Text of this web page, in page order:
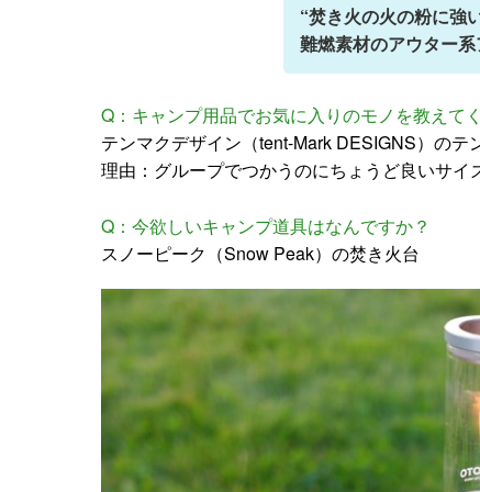
“焚き火の火の粉に強
難燃素材のアウター
Q：キャンプ用品でお気に入りのモノを教えてく
テンマクデザイン（tent-Mark DESIGNS）のテ
理由：グループでつかうのにちょうど良いサイ
Q：今欲しいキャンプ道具はなんですか？
スノーピーク（Snow Peak）の焚き火台